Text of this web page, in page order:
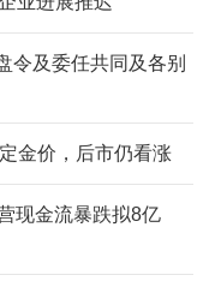
令及委任共同及各别
金价，后市仍看涨
现金流暴跌拟8亿